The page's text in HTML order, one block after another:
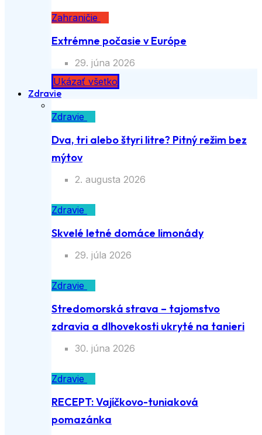
Zahraničie
Extrémne počasie v Európe
29. júna 2026
Ukázať všetko
Zdravie
Zdravie
Dva, tri alebo štyri litre? Pitný režim bez
mýtov
2. augusta 2026
Zdravie
Skvelé letné domáce limonády
29. júla 2026
Zdravie
Stredomorská strava – tajomstvo
zdravia a dlhovekosti ukryté na tanieri
30. júna 2026
Zdravie
RECEPT: Vajíčkovo-tuniaková
pomazánka